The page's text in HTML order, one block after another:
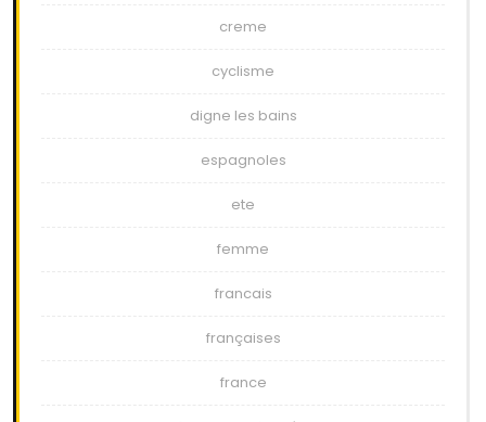
creme
cyclisme
digne les bains
espagnoles
ete
femme
francais
françaises
france